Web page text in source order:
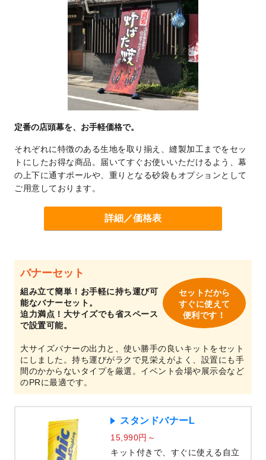
定番の店頭幕を、お手軽価格で。
それぞれに特徴のある生地を取り揃え、縫製加工までをセッ
トにしたお得な商品。届いてすぐお使いいただけるよう、幕
の上下に通すポールや、重りとなる砂袋もオプションとして
ご用意しております。
詳細／価格表
バナーセット
組み立て簡単！お手軽に持ち運び可
能なバナーセット。
迫力満点！大サイズでも省スペース
で設置可能。
セットだから
すぐに使えて
便利です！
大サイズバナーの出力と、使い勝手の良いキットをセット
にしました。持ち運びがラクで見栄えがよく、設置にも手
間のかからないタイプを厳選。イベント会場や展示会など
のPRに最適です。
スタンドバナーL
15,990円～
キット付きで、すぐに使える自立